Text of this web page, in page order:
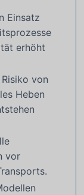
Einsatz
erhöht
von
Heben
vor